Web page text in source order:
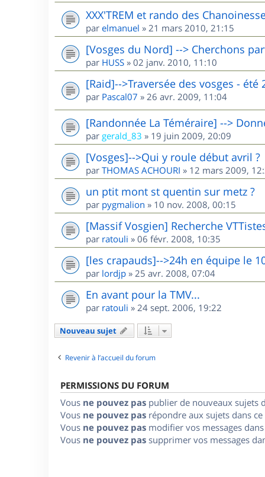
XXX'TREM et rando des
par elmanuel » 21 mars 2010, 21:15
[Vosges du Nord] --> Cherchons
par HUSS » 02 janv. 2010, 11:10
[Raid]-->Traversée des vosges - été
par Pascal07 » 26 avr. 2009, 11:04
[Randonnée La Téméraire] -->
par gerald_83 » 19 juin 2009, 20:09
[Vosges]-->Qui y roule début avril ?
par THOMAS ACHOURI » 12 mars 2009,
un ptit mont st quentin sur metz ?
par pygmalion » 10 nov. 2008, 00:15
[Massif Vosgien] Recherche
par ratouli » 06 févr. 2008, 10:35
[les crapauds]-->24h en équipe le
par lordjp » 25 avr. 2008, 07:04
En avant pour la TMV...
par ratouli » 24 sept. 2006, 19:22
Nouveau sujet
Revenir à l’accueil du forum
PERMISSIONS DU FORUM
Vous ne pouvez pas publier de nouveaux sujets
Vous ne pouvez pas répondre aux sujets dans
Vous ne pouvez pas modifier vos messages
Vous ne pouvez pas supprimer vos messages